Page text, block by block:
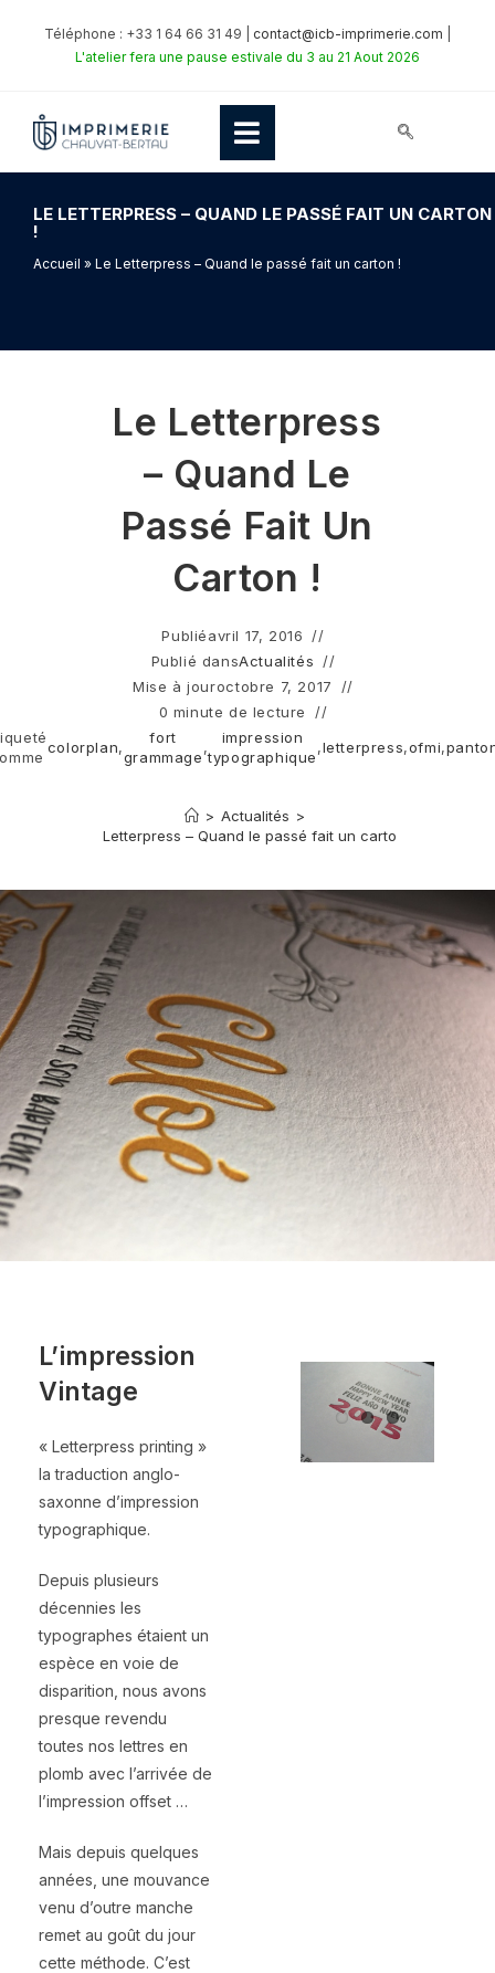
Téléphone : +33 1 64 66 31 49 | contact@icb-imprimerie.com
L'atelier fera une pause estivale du 3 au 21 Aout 2026
LE LETTERPRESS – QUAND LE PASSÉ FAIT UN CARTON
!
Accueil » Le Letterpress – Quand le passé fait un carton !
Le Letterpress
– Quand Le
Passé Fait Un
Carton !
Publiéavril 17, 2016
Publié dansActualités
Mise à jouroctobre 7, 2017
0 minute de lecture
colorplan,
fort
grammage
,
impression
typographique
,letterpress,ofmi,
> Actualités >
Le Letterpress – Quand le passé fait un carton !
L’impression
Vintage
« Letterpress printing »
la traduction anglo-
saxonne d’impression
typographique.
Depuis plusieurs
décennies les
typographes étaient un
espèce en voie de
disparition, nous avons
presque revendu
toutes nos lettres en
plomb avec l’arrivée de
l’impression offset …
Mais depuis quelques
années, une mouvance
venu d’outre manche
remet au goût du jour
cette méthode. C’est